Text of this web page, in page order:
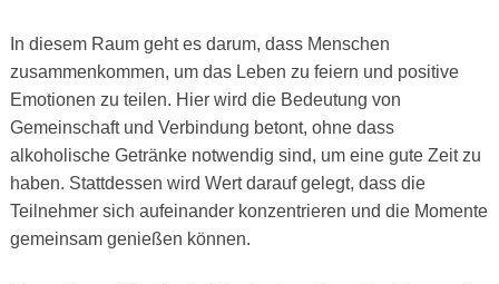
In diesem Raum geht es darum, dass Menschen
zusammenkommen, um das Leben zu feiern und positive
Emotionen zu teilen. Hier wird die Bedeutung von
Gemeinschaft und Verbindung betont, ohne dass
alkoholische Getränke notwendig sind, um eine gute Zeit zu
haben. Stattdessen wird Wert darauf gelegt, dass die
Teilnehmer sich aufeinander konzentrieren und die Momente
gemeinsam genießen können.